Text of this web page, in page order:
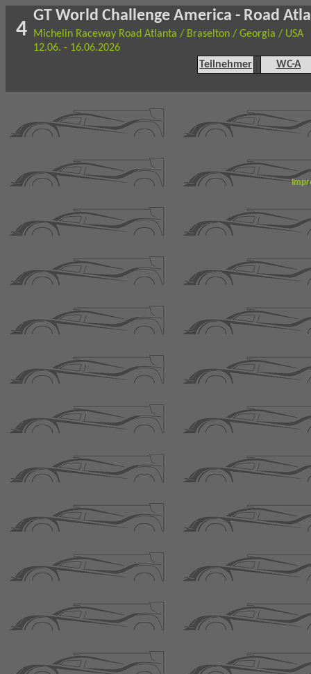
4
GT World Challenge America - Road
Michelin Raceway Road Atlanta / Braselton / Georgia / USA
12.06. - 16.06.2026
Teilnehmer
WC-A